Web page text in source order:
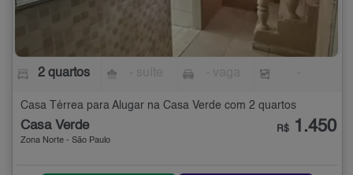
2 quartos
Casa Térrea para Alugar na Casa Verde com 2 quartos
Casa Verde
Zona Norte - São Paulo
R$ 1.450